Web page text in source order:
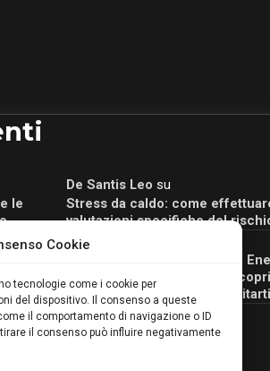
Cookie
tecnologie come i cookie per
del dispositivo. Il consenso a queste
il comportamento di navigazione o ID
il consenso può influire negativamente
le
De Santis Leo su
Stress da caldo: come
valutazioni specifiche del
Corso
Romeo Myrtaj
Portale per la Certificazione
attivo anche in Campania:
Blumatica da 80 Ore per
è